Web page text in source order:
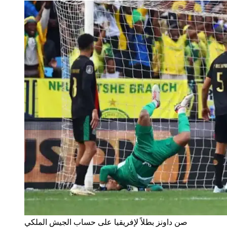
صن داونز بطلاً لإفريقيا على حساب الجيش الملكي